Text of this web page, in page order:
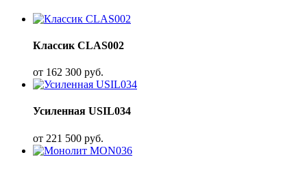
Классик CLAS002
от 162 300 руб.
Усиленная USIL034
от 221 500 руб.